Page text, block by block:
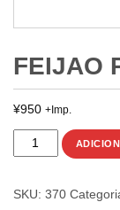
FEIJAO
¥950 +Imp.
FEIJAO
PRETO
SKU: 370